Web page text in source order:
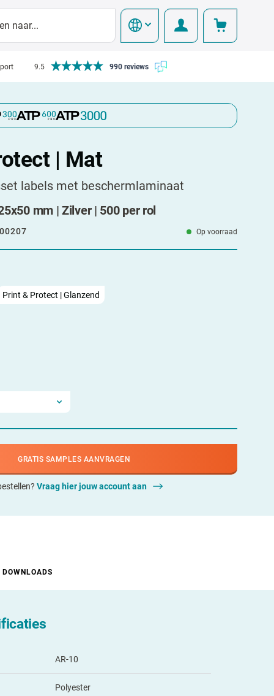
9.5 990 reviews
| Mat
labels met beschermlaminaat
mm | Zilver | 500 per rol
Op voorraad
Print & Protect | Glanzend
GRATIS SAMPLES AANVRAGEN
Vraag hier jouw account aan
DOWNLOADS
AR-10
Polyester